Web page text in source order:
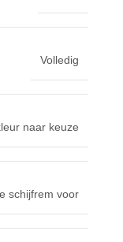
Volledig
naar keuze
schijfrem voor